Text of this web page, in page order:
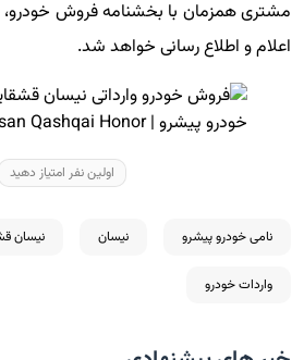
مشتری همزمان با بخشنامه فروش
اعلام و اطلاع رسانی خواهد شد.
اولین نفر امتیاز دهید
نامی خودرو پیشرو نیسان نیسان
واردات خودرو